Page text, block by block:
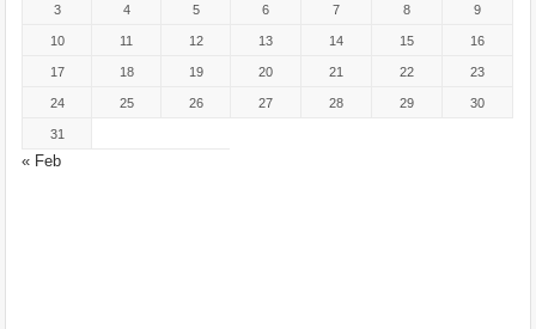
« Feb
3 4 5 6 7 8 9
10 11 12 13 14 15 16
17 18 19 20 21 22 23
24 25 26 27 28 29 30
31